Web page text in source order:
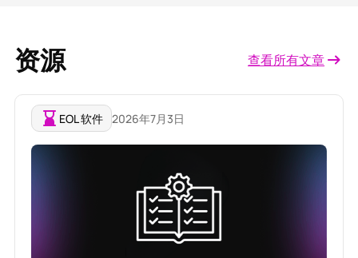
资源 查看所有文章
EOL 软件 2026年7月3日